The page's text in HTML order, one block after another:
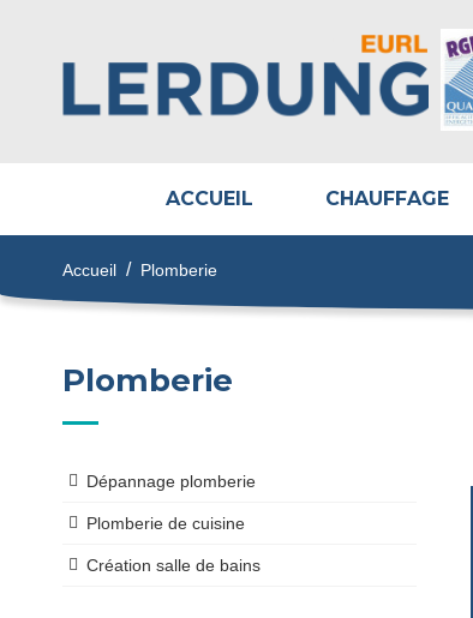
ACCUEIL CHAUFFAGE
Accueil / Plomberie
Plomberie
Dépannage plomberie
Plomberie de cuisine
Création salle de bains